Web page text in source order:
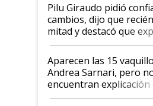
Pilu Giraudo pidió
cambios, dijo que
mitad y destacó que
ser "para unos pocos":
mandato muy claro del
nacional"
Aparecen las 15
Andrea Sarnari, pero
encuentran explicación
cómo llegaron allí